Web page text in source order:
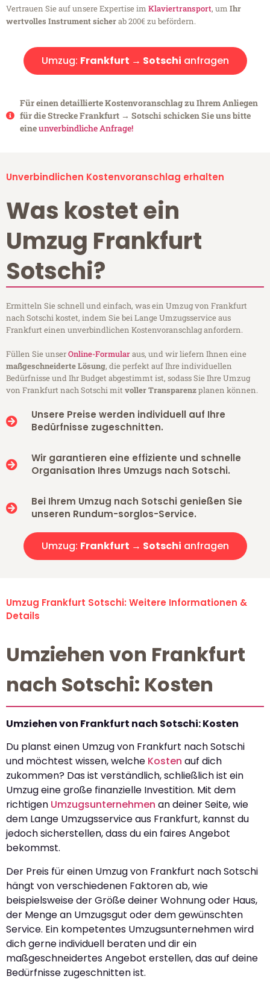
Vertrauen Sie auf unsere Expertise im Klaviertransport, um Ihr
wertvolles Instrument sicherab 200€ zu befördern.
Umzug: Frankfurt → Sotschi anfragen
Für einen detaillierte Kostenvoranschlag zu Ihrem Anliegen
für die Strecke Frankfurt → Sotschi schicken Sie uns bitte
eineunverbindliche Anfrage!
Unverbindlichen Kostenvoranschlag erhalten
Was kostet ein
Umzug Frankfurt
Sotschi?
Ermitteln Sie schnell und einfach, was ein Umzug von Frankfurt
nach Sotschi kostet, indem Sie bei Lange Umzugsservice aus
Frankfurt einen unverbindlichen Kostenvoranschlag anfordern.
Füllen Sie unserOnline-Formularaus, und wir liefern Ihnen eine
maßgeschneiderte Lösung, die perfekt auf Ihre individuellen
Bedürfnisse und Ihr Budget abgestimmt ist, sodass Sie Ihre Umzug
von Frankfurt nach Sotschi mitvoller Transparenzplanen können.
Unsere Preise werden individuell auf Ihre
Bedürfnisse zugeschnitten.
Wir garantieren eine effiziente und schnelle
Organisation Ihres Umzugs nach Sotschi.
Bei Ihrem Umzug nach Sotschi genießen Sie
unseren Rundum-sorglos-Service.
Umzug: Frankfurt → Sotschi anfragen
Umzug Frankfurt Sotschi: Weitere Informationen &
Details
Umziehen von Frankfurt
nach Sotschi: Kosten
Umziehen von Frankfurt nach Sotschi: Kosten
Du planst einen Umzug von Frankfurt nach Sotschi
und möchtest wissen, welche Kosten auf dich
zukommen? Das ist verständlich, schließlich ist ein
Umzug eine große finanzielle Investition. Mit dem
richtigen Umzugsunternehmen an deiner Seite, wie
dem Lange Umzugsservice aus Frankfurt, kannst du
jedoch sicherstellen, dass du ein faires Angebot
bekommst.
Der Preis für einen Umzug von Frankfurt nach Sotschi
hängt von verschiedenen Faktoren ab, wie
beispielsweise der Größe deiner Wohnung oder Haus,
der Menge an Umzugsgut oder dem gewünschten
Service. Ein kompetentes Umzugsunternehmen wird
dich gerne individuell beraten und dir ein
maßgeschneidertes Angebot erstellen, das auf deine
Bedürfnisse zugeschnitten ist.